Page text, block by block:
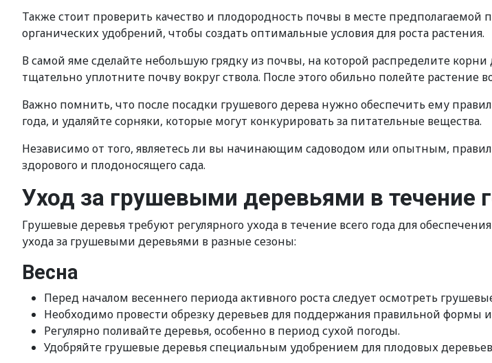
Также стоит проверить качество и плодородность почвы в месте
органических удобрений, чтобы создать оптимальные условия для роста растения.
В самой яме сделайте небольшую грядку из почвы, на которой распределите
тщательно уплотните почву вокруг ствола. После этого обильно полейте растение
Важно помнить, что после посадки грушевого дерева нужно обеспечить ему
года, и удаляйте сорняки, которые могут конкурировать за питательные вещества.
Независимо от того, являетесь ли вы начинающим садоводом или опытным,
здорового и плодоносящего сада.
Уход за грушевыми деревьями в течение
Грушевые деревья требуют регулярного ухода в течение всего года для
ухода за грушевыми деревьями в разные сезоны:
Весна
Перед началом весеннего периода активного роста следует осмотреть
Необходимо провести обрезку деревьев для поддержания правильной формы
Регулярно поливайте деревья, особенно в период сухой погоды.
Удобряйте грушевые деревья специальным удобрением для плодовых